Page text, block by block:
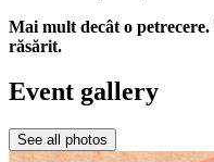
Mai mult decât o
răsărit.
Event gallery
See all photos